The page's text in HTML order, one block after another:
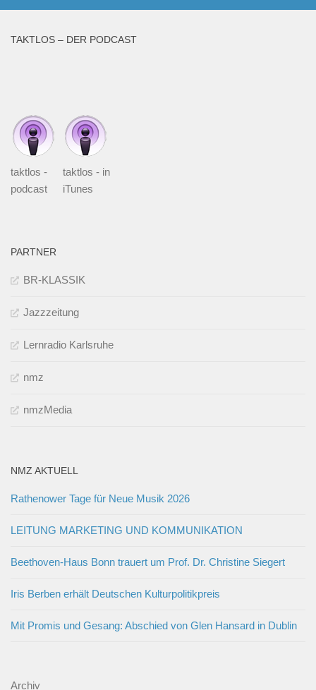
TAKTLOS – DER PODCAST
taktlos -
podcast
taktlos - in
iTunes
PARTNER
BR-KLASSIK
Jazzzeitung
Lernradio Karlsruhe
nmz
nmzMedia
NMZ AKTUELL
Rathenower Tage für Neue Musik 2026
LEITUNG MARKETING UND KOMMUNIKATION
Beethoven-Haus Bonn trauert um Prof. Dr. Christine Siegert
Iris Berben erhält Deutschen Kulturpolitikpreis
Mit Promis und Gesang: Abschied von Glen Hansard in Dublin
Archiv